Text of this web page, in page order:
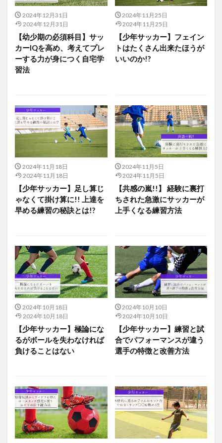
2024年12月31日
2024年12月31日
【幼少期の必須科目】サッ
カーIQを高め、考えてプレ
ーする力が身につく自宅学
習法
2024年11月25日
2024年11月25日
【少年サッカー】フェイン
トはたくさん出来たほうが
いいのか!?
2024年11月18日
2024年11月18日
【少年サッカー】足し算じ
ゃなくて掛け算に!! 上達を
早める練習の秘訣とは!?
2024年11月5日
2024年11月5日
【共感の嵐!!】 経験に裏打
ちされた急激にサッカーが
上手くなる練習方法
2024年10月18日
2024年10月18日
【少年サッカー】極論にな
るがボールを失わなければ
負けることはない
2024年10月10日
2024年10月10日
【少年サッカー】練習と試
合でパフォーマンスが違う
選手の特徴と改善方法